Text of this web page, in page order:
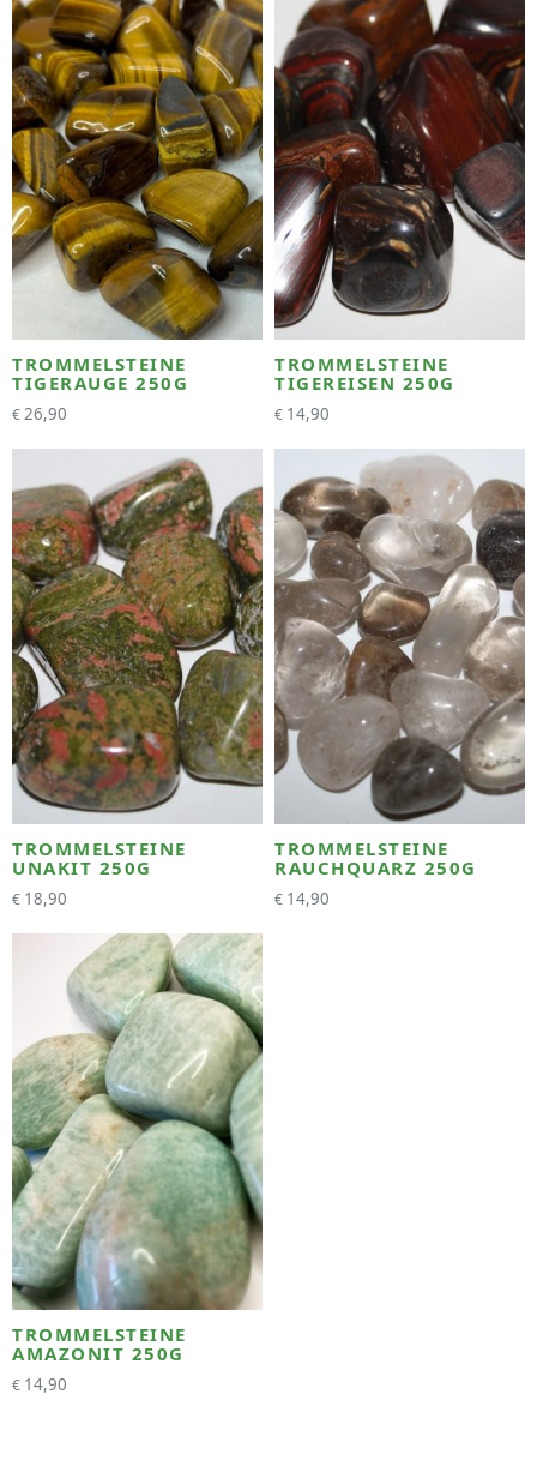
TROMMELSTEINE
TIGERAUGE 250G
€26,90
TROMMELSTEINE
TIGEREISEN 250G
€ 14,90
TROMMELSTEINE
UNAKIT 250G
€ 18,90
TROMMELSTEINE
RAUCHQUARZ 250G
€ 14,90
TROMMELSTEINE
AMAZONIT 250G
€ 14,90